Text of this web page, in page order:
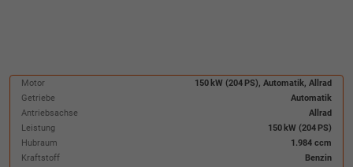
Motor
150 kW (204 PS), Automatik, Allrad
Getriebe
Automatik
Antriebsachse
Allrad
Leistung
150 kW (204 PS)
Hubraum
1.984 ccm
Kraftstoff
Benzin